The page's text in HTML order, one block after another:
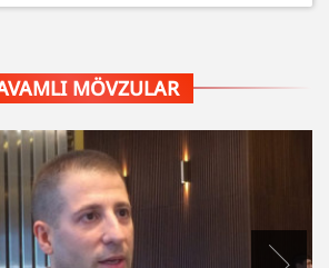
MÖVZULAR